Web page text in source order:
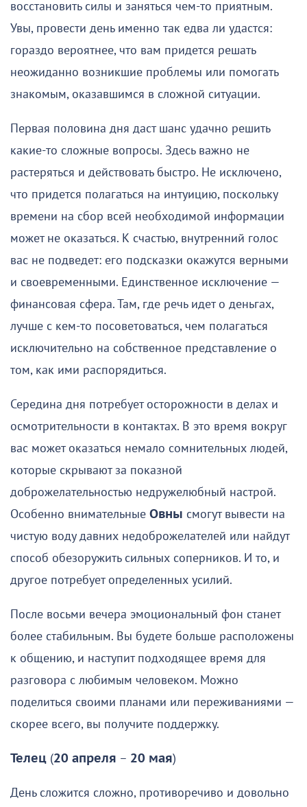
восстановить силы и заняться чем-то приятным.
Увы, провести день именно так едва ли удастся:
гораздо вероятнее, что вам придется решать
неожиданно возникшие проблемы или помогать
знакомым, оказавшимся в сложной ситуации.
Первая половина дня даст шанс удачно решить
какие-то сложные вопросы. Здесь важно не
растеряться и действовать быстро. Не исключено,
что придется полагаться на интуицию, поскольку
времени на сбор всей необходимой информации
может не оказаться. К счастью, внутренний голос
вас не подведет: его подсказки окажутся верными
и своевременными. Единственное исключение —
финансовая сфера. Там, где речь идет о деньгах,
лучше с кем-то посоветоваться, чем полагаться
исключительно на собственное представление о
том, как ими распорядиться.
Середина дня потребует осторожности в делах и
осмотрительности в контактах. В это время вокруг
вас может оказаться немало сомнительных людей,
которые скрывают за показной
доброжелательностью недружелюбный настрой.
Особенно внимательные Овны смогут вывести на
чистую воду давних недоброжелателей или найдут
способ обезоружить сильных соперников. И то, и
другое потребует определенных усилий.
После восьми вечера эмоциональный фон станет
более стабильным. Вы будете больше расположены
к общению, и наступит подходящее время для
разговора с любимым человеком. Можно
поделиться своими планами или переживаниями —
скорее всего, вы получите поддержку.
Телец (20 апреля – 20 мая)
День сложится сложно, противоречиво и довольно